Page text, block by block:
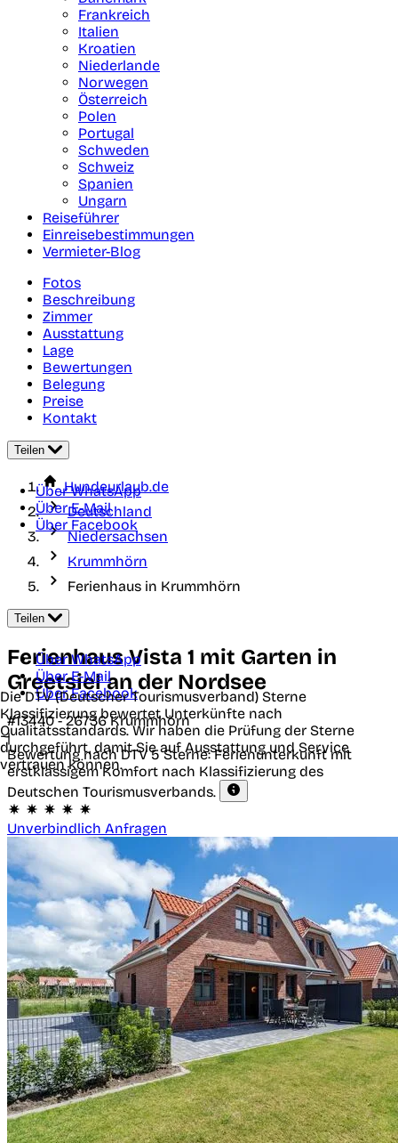
Frankreich
Italien
Kroatien
Niederlande
Norwegen
Österreich
Polen
Portugal
Schweden
Schweiz
Spanien
Ungarn
Reiseführer
Einreisebestimmungen
Vermieter-Blog
Fotos
Beschreibung
Zimmer
Ausstattung
Lage
Bewertungen
Belegung
Preise
Kontakt
Teilen
Über WhatsApp
Über E-Mail
Über Facebook
Hundeurlaub.de
Deutschland
Niedersachsen
Krummhörn
Ferienhaus in Krummhörn
Teilen
Über WhatsApp
Über E-Mail
Über Facebook
Ferienhaus Vista 1 mit Garten in
Greetsiel an der Nordsee
#13440 -26736Krummhörn
|
Bewertung nach DTV 5 Sterne: Ferienunterkunft mit
erstklassigem Komfort nach Klassifizierung des
Deutschen Tourismusverbands.
Die DTV (Deutscher Tourismusverband) Sterne
Klassifizierung bewertet Unterkünfte nach
Qualitätsstandards. Wir haben die Prüfung der Sterne
durchgeführt, damit Sie auf Ausstattung und Service
vertrauen können.
Unverbindlich Anfragen